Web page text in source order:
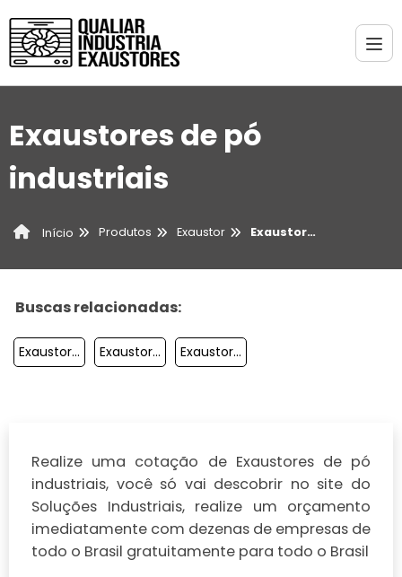
Exaustores de pó
industriais
Início Produtos Exaustor Exaustores de pó industriais
Buscas relacionadas:
Exaustor Para Restaurante Exaustor De Fogão Exaustor De Parede Preço
Realize uma cotação de Exaustores de pó
industriais, você só vai descobrir no site do
Soluções Industriais, realize um orçamento
imediatamente com dezenas de empresas de
todo o Brasil gratuitamente para todo o Brasil